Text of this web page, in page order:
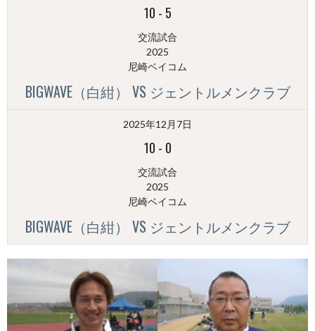
10 - 5
交流試合
2025
尼崎ベイコム
BIGWAVE（白紺） VS ジェントルメンクラブ
2025年12月7日
10 - 0
交流試合
2025
尼崎ベイコム
BIGWAVE（白紺） VS ジェントルメンクラブ